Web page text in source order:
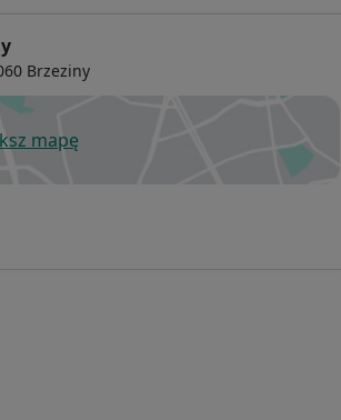
Brzeziny
mapę
otwiera się w nowej karcie